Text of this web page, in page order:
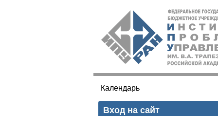
ИПУ
РАН
Вы здесь
Календарь
Вход на сайт